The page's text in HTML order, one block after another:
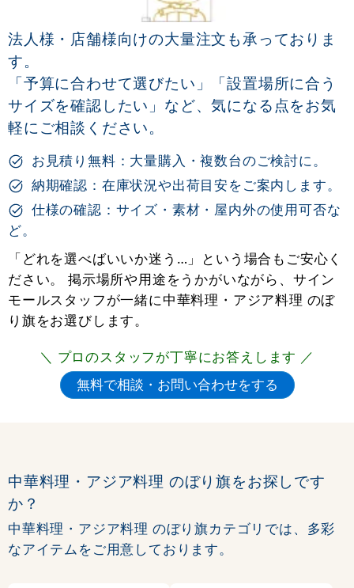
法人様・店舗様向けの大量注文も承っておりま
す。
「予算に合わせて選びたい」「設置場所に合う
サイズを確認したい」など、気になる点をお気
軽にご相談ください。
お見積り無料：大量購入・複数台のご検討に。
納期確認：在庫状況や出荷目安をご案内します。
仕様の確認：サイズ・素材・屋内外の使用可否な
ど。
「どれを選べばいいか迷う…」という場合もご安心く
ださい。 掲示場所や用途をうかがいながら、サイン
モールスタッフが一緒に中華料理・アジア料理 のぼ
り旗をお選びします。
＼ プロのスタッフが丁寧にお答えします ／
中華料理・アジア料理 のぼり旗をお探しです
か？
中華料理・アジア料理 のぼり旗カテゴリでは、多彩
なアイテムをご用意しております。